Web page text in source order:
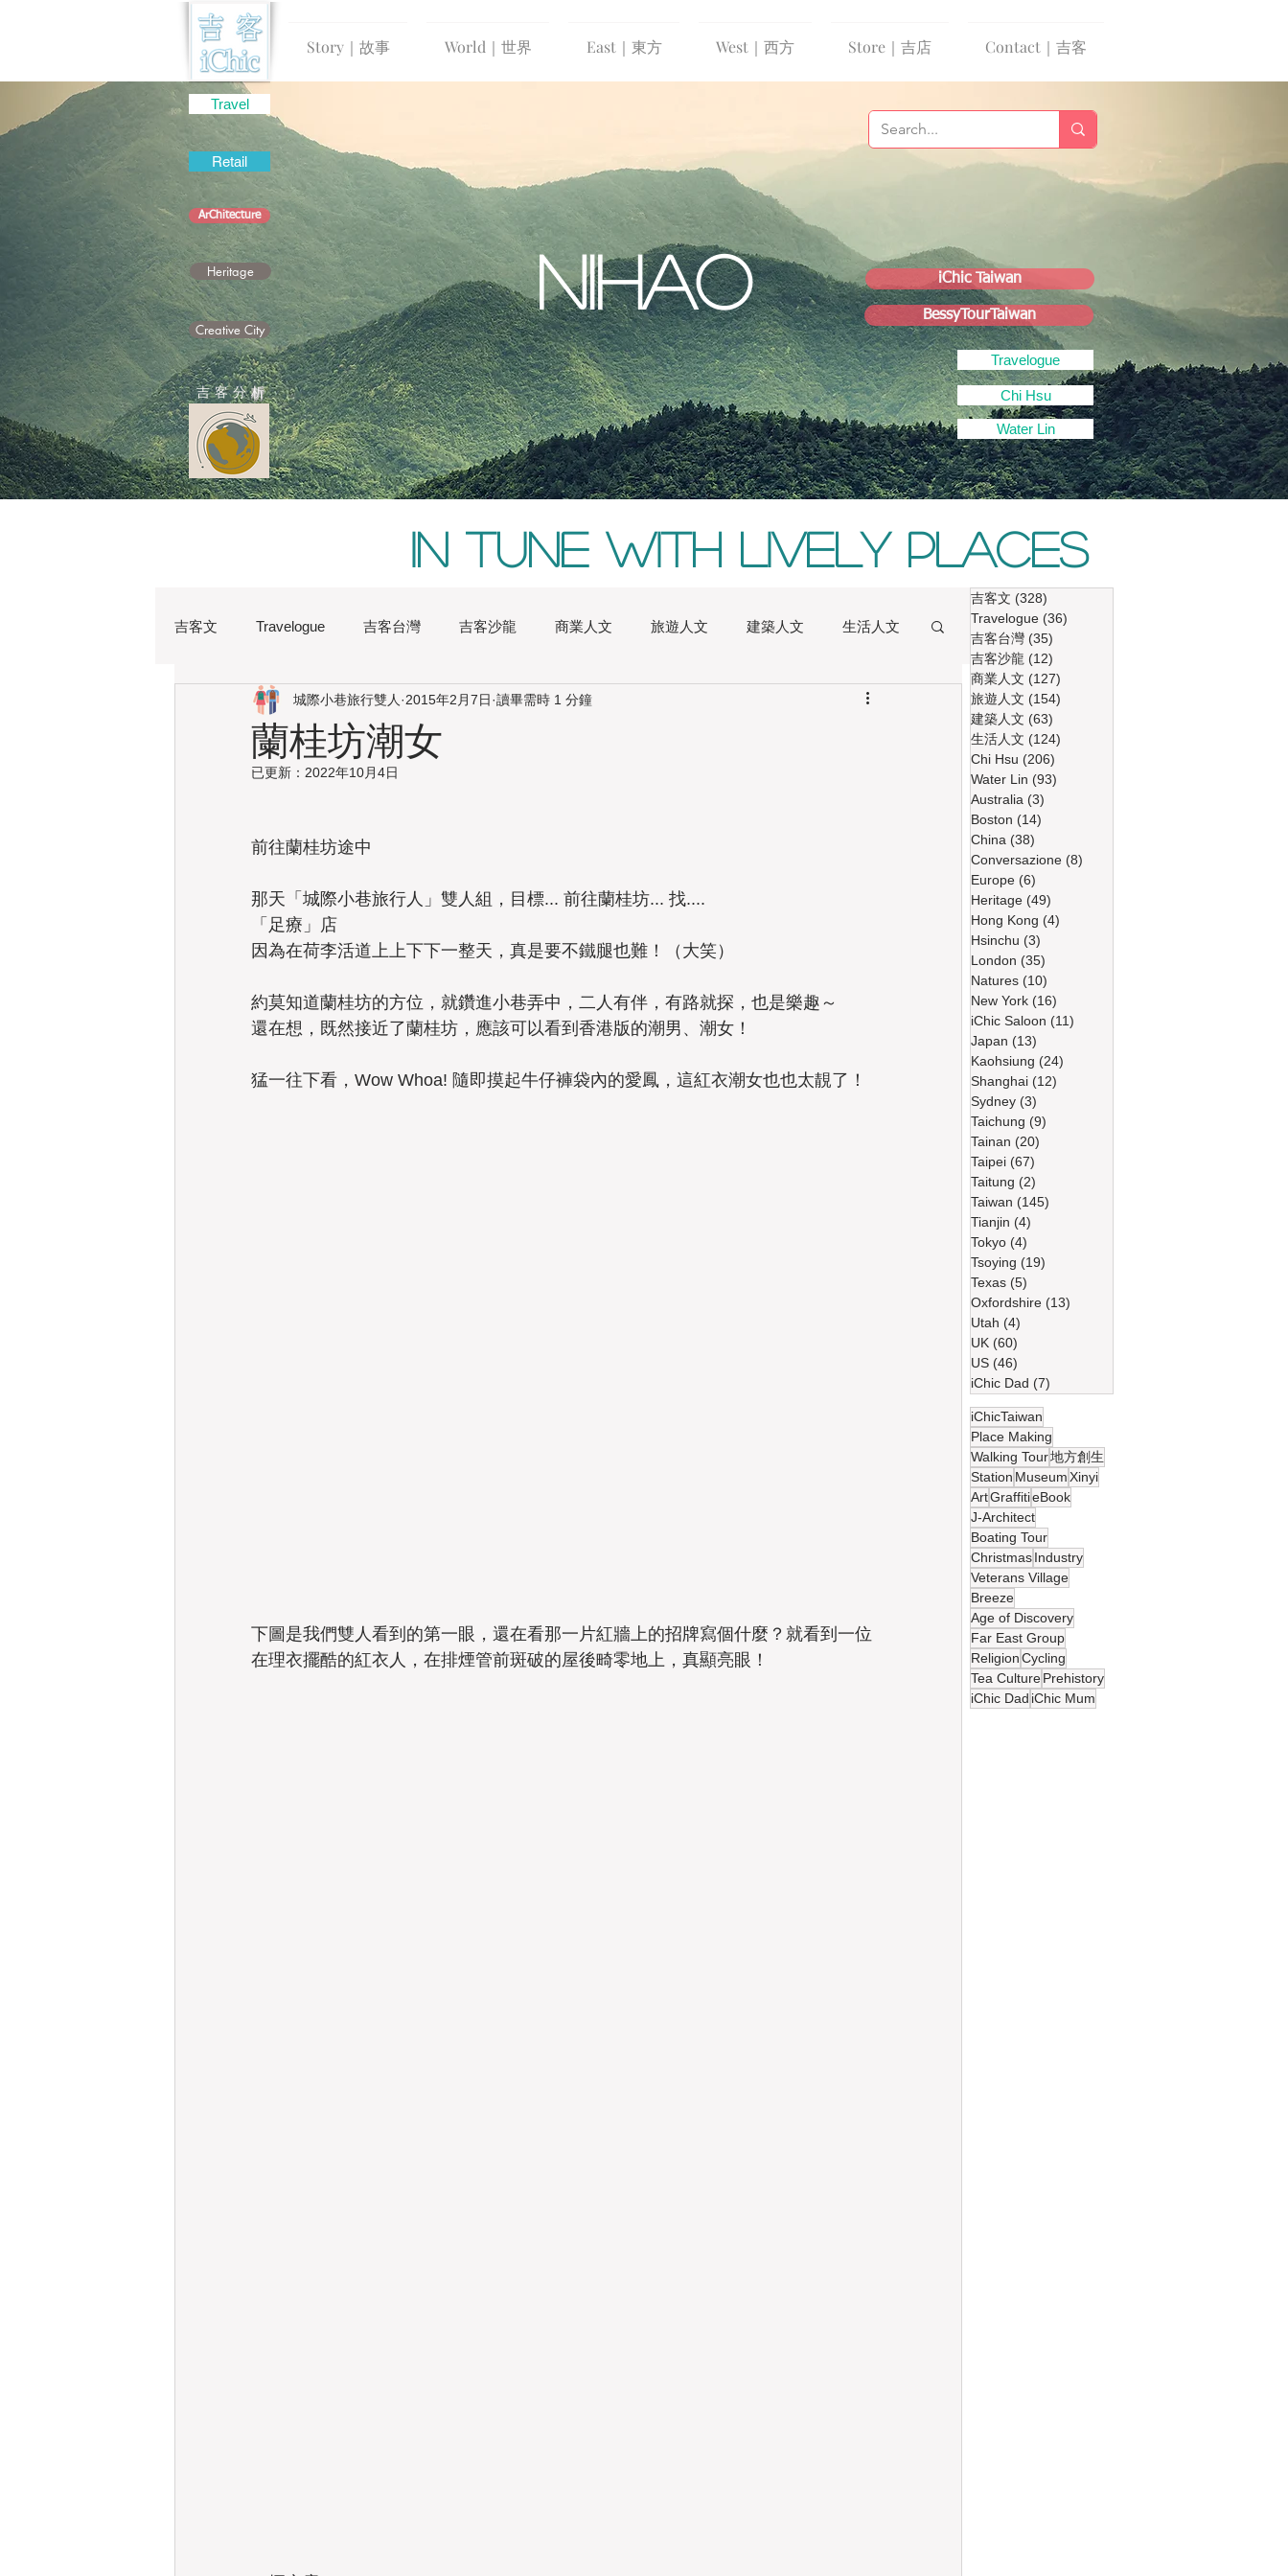
Story｜故事 World｜世界 East｜東方 West｜西方 Store｜吉店 Contact｜吉客
吉 客 分析
NIHAO
In tune with lively places
吉客文 Travelogue 吉客台灣 吉客沙龍 商業人文 旅遊人文 建築人文 生活人文
Chi Hsu Water Lin Australia Boston China
Heritage Hong Kong
Kaohsiung
蘭桂坊潮女
城際小巷旅行雙人 2015年2月7日 讀畢需時 1 分鐘
已更新： 2022年10月4日
前往蘭桂坊途中
那天「城際小巷旅行人」雙人組，目標... 前往蘭桂坊... 找....
「足療」店
因為在荷李活道上上下下一整天，真是要不鐵腿也難！（大笑）
約莫知道蘭桂坊的方位，就鑽進小巷弄中，二人有伴，有路就探，也是樂趣～
還在想，既然接近了蘭桂坊，應該可以看到香港版的潮男、潮女！
猛一往下看，Wow Whoa! 隨即摸起牛仔褲袋內的愛鳳，這紅衣潮女也也太靚了！
下圖是我們雙人看到的第一眼，還在看那一片紅牆上的招牌寫個什麼？就看到一位
在理衣擺酷的紅衣人，在排煙管前斑破的屋後畸零地上，真顯亮眼！
吉客文 (328)
Travelogue (36)
吉客台灣 (35)
吉客沙龍 (12)
商業人文 (127)
旅遊人文 (154)
建築人文 (63)
生活人文 (124)
Chi Hsu (206)
Water Lin (93)
Australia (3)
Boston (14)
China (38)
Conversazione (8)
Europe (6)
Heritage (49)
Hong Kong (4)
Hsinchu (3)
London (35)
Natures (10)
New York (16)
iChic Saloon (11)
Japan (13)
Kaohsiung (24)
Shanghai (12)
Sydney (3)
Taichung (9)
Tainan (20)
Taipei (67)
Taitung (2)
Taiwan (145)
Tianjin (4)
Tokyo (4)
Tsoying (19)
Texas (5)
Oxfordshire (13)
Utah (4)
UK (60)
US (46)
iChic Dad (7)
iChicTaiwan
Place Making
Walking Tour地方創生
Station MuseumXinyi
ArtGraffitieBook
J-Architect
Boating Tour
ChristmasIndustry
Veterans Village
Breeze
Age of Discovery
Far East Group
ReligionCycling
Tea CulturePrehistory
iChic Dad iChic Mum
Travel
ArChitecture
iChic Taiwan
BessyTourTaiwan
Travelogue
Chi Hsu
Water Lin
Retail
Heritage
Creative City